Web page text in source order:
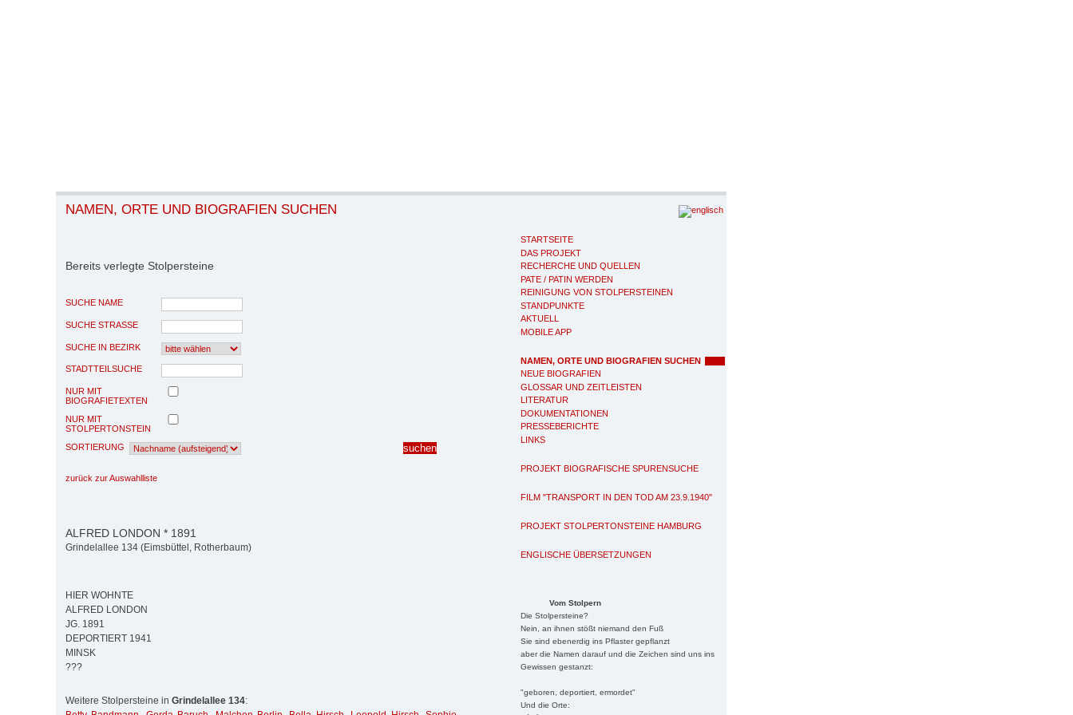
STARTSEITE
DAS PROJEKT
RECHERCHE UND QUELLEN
PATE / PATIN WERDEN
REINIGUNG VON STOLPERSTEINEN
STANDPUNKTE
AKTUELL
MOBILE APP
NAMEN, ORTE UND BIOGRAFIEN SUCHEN
NEUE BIOGRAFIEN
GLOSSAR UND ZEITLEISTEN
LITERATUR
DOKUMENTATIONEN
PRESSEBERICHTE
LINKS
PROJEKT BIOGRAFISCHE SPURENSUCHE
FILM "TRANSPORT IN DEN TOD AM 23.9.1940"
PROJEKT STOLPERTONSTEINE HAMBURG
ENGLISCHE ÜBERSETZUNGEN
Vom Stolpern
Die Stolpersteine?
Nein, an ihnen stößt niemand den Fuß
Sie sind ebenerdig ins Pflaster gepflanzt
aber die Namen darauf und die Zeichen sind uns ins
Gewissen gestanzt:
"geboren, deportiert, ermordet"
Und die Orte:
NAMEN, ORTE UND BIOGRAFIEN SUCHEN
Bereits verlegte Stolpersteine
SUCHE NAME
SUCHE STRASSE
SUCHE IN BEZIRK
STADTTEILSUCHE
NUR MIT
BIOGRAFIETEXTEN
NUR MIT
STOLPERTONSTEIN
SORTIERUNG
zurück zur Auswahlliste
ALFRED LONDON * 1891
Grindelallee 134 (Eimsbüttel, Rotherbaum)
HIER WOHNTE
ALFRED LONDON
JG. 1891
DEPORTIERT 1941
MINSK
???
Weitere Stolpersteine in Grindelallee 134: